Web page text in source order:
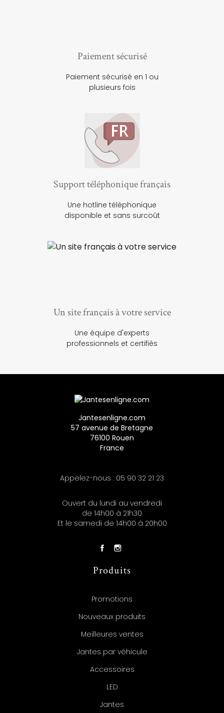
Paiement sécurisé
Paiement sécurisé en 1 ou
plusieurs fois
Support téléphonique français
Une hotline téléphonique
disponible et sans surcoût
Un site français à votre service
Une équipe d'experts
professionnels et certifiés
Jantesenligne.com
57 avenue de Bretagne
76100 Rouen
France
Appelez-nous : 05 90 32 21 23
Ouvert du lundi au vendredi
de 14h00 à 21h30
Et le samedi de 14h00 à 20h00
Produits
Promotions
Nouveaux produits
Meilleures ventes
Jantes par véhicule
Accessoires
LED
Jantes